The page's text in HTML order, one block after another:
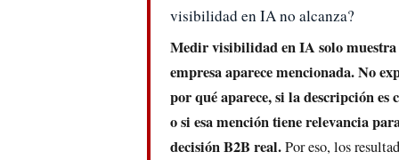
visibilidad en IA no alcanza?
Medir visibilidad en IA solo muestra
empresa aparece mencionada. No
por qué aparece, si la descripción es
o si esa mención tiene relevancia
decisión B2B real.Por eso, los